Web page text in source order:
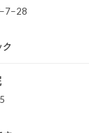
ク